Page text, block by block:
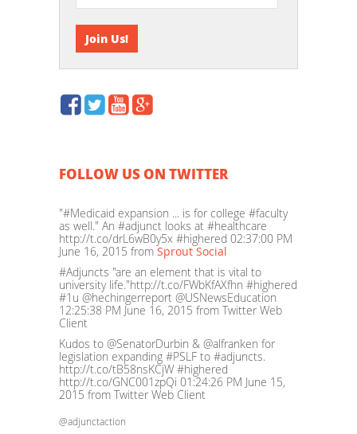
FOLLOW US ON TWITTER
"#Medicaid expansion ... is for college #faculty
as well." An #adjunct looks at #healthcare
http://t.co/drL6wB0y5x #highered 02:37:00 PM
June 16, 2015 fromSprout Social
#Adjuncts "are an element that is vital to
university life."http://t.co/FWbKfAXfhn #highered
#1u @hechingerreport @USNewsEducation
12:25:38 PM June 16, 2015 from Twitter Web
Client
Kudos to @SenatorDurbin & @alfranken for
legislation expanding #PSLF to #adjuncts.
http://t.co/tB58nsKCjW #highered
http://t.co/GNC001zpQi 01:24:26 PM June 15,
2015 from Twitter Web Client
@adjunctaction